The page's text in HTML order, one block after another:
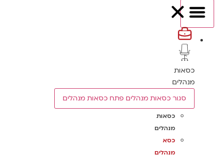
כסאות
מנהלים
סגור כסאות מנהלים פתח כסאות מנהלים
כסאות
מנהלים
כסא
מנהלים